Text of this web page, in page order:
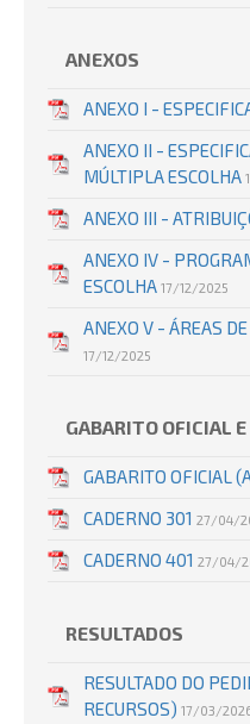
ANEXOS
ANEXO I -
ANEXO II -
MÚLTIPLA ESCOLHA
ANEXO III -
ANEXO IV -
ESCOLHA 17/12/2025
ANEXO V - ÁREAS
17/12/2025
GABARITO OFICIAL
GABARITO OFICIAL
CADERNO 301 27/04/
CADERNO 401 27/04/
RESULTADOS
RESULTADO DO
RECURSOS) 17/03/